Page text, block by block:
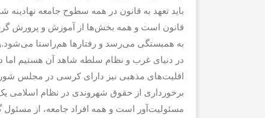
باید تعهد به قانون در همه سطوح جامعه
قانون است و همه بخش‌ها از آموزش و پرورش
به همبستگی می‌رسد و رفتارها هم‌راستا
در دنیای غرب و نظام سلطه شاهد آن هستیم اما
اقلیت‌های مذهبی نیز دارای کرسی در مجلس
برخورداری از حقوق شهروندی در نظام اسلامی
مسئولیت‌آور است و همه افراد جامعه، از مسئول